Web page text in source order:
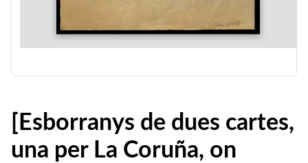
[Esborranys de dues cartes,
una per La Coruña, on